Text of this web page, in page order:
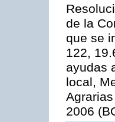
de la
que se
122,
ayudas
local,
2006